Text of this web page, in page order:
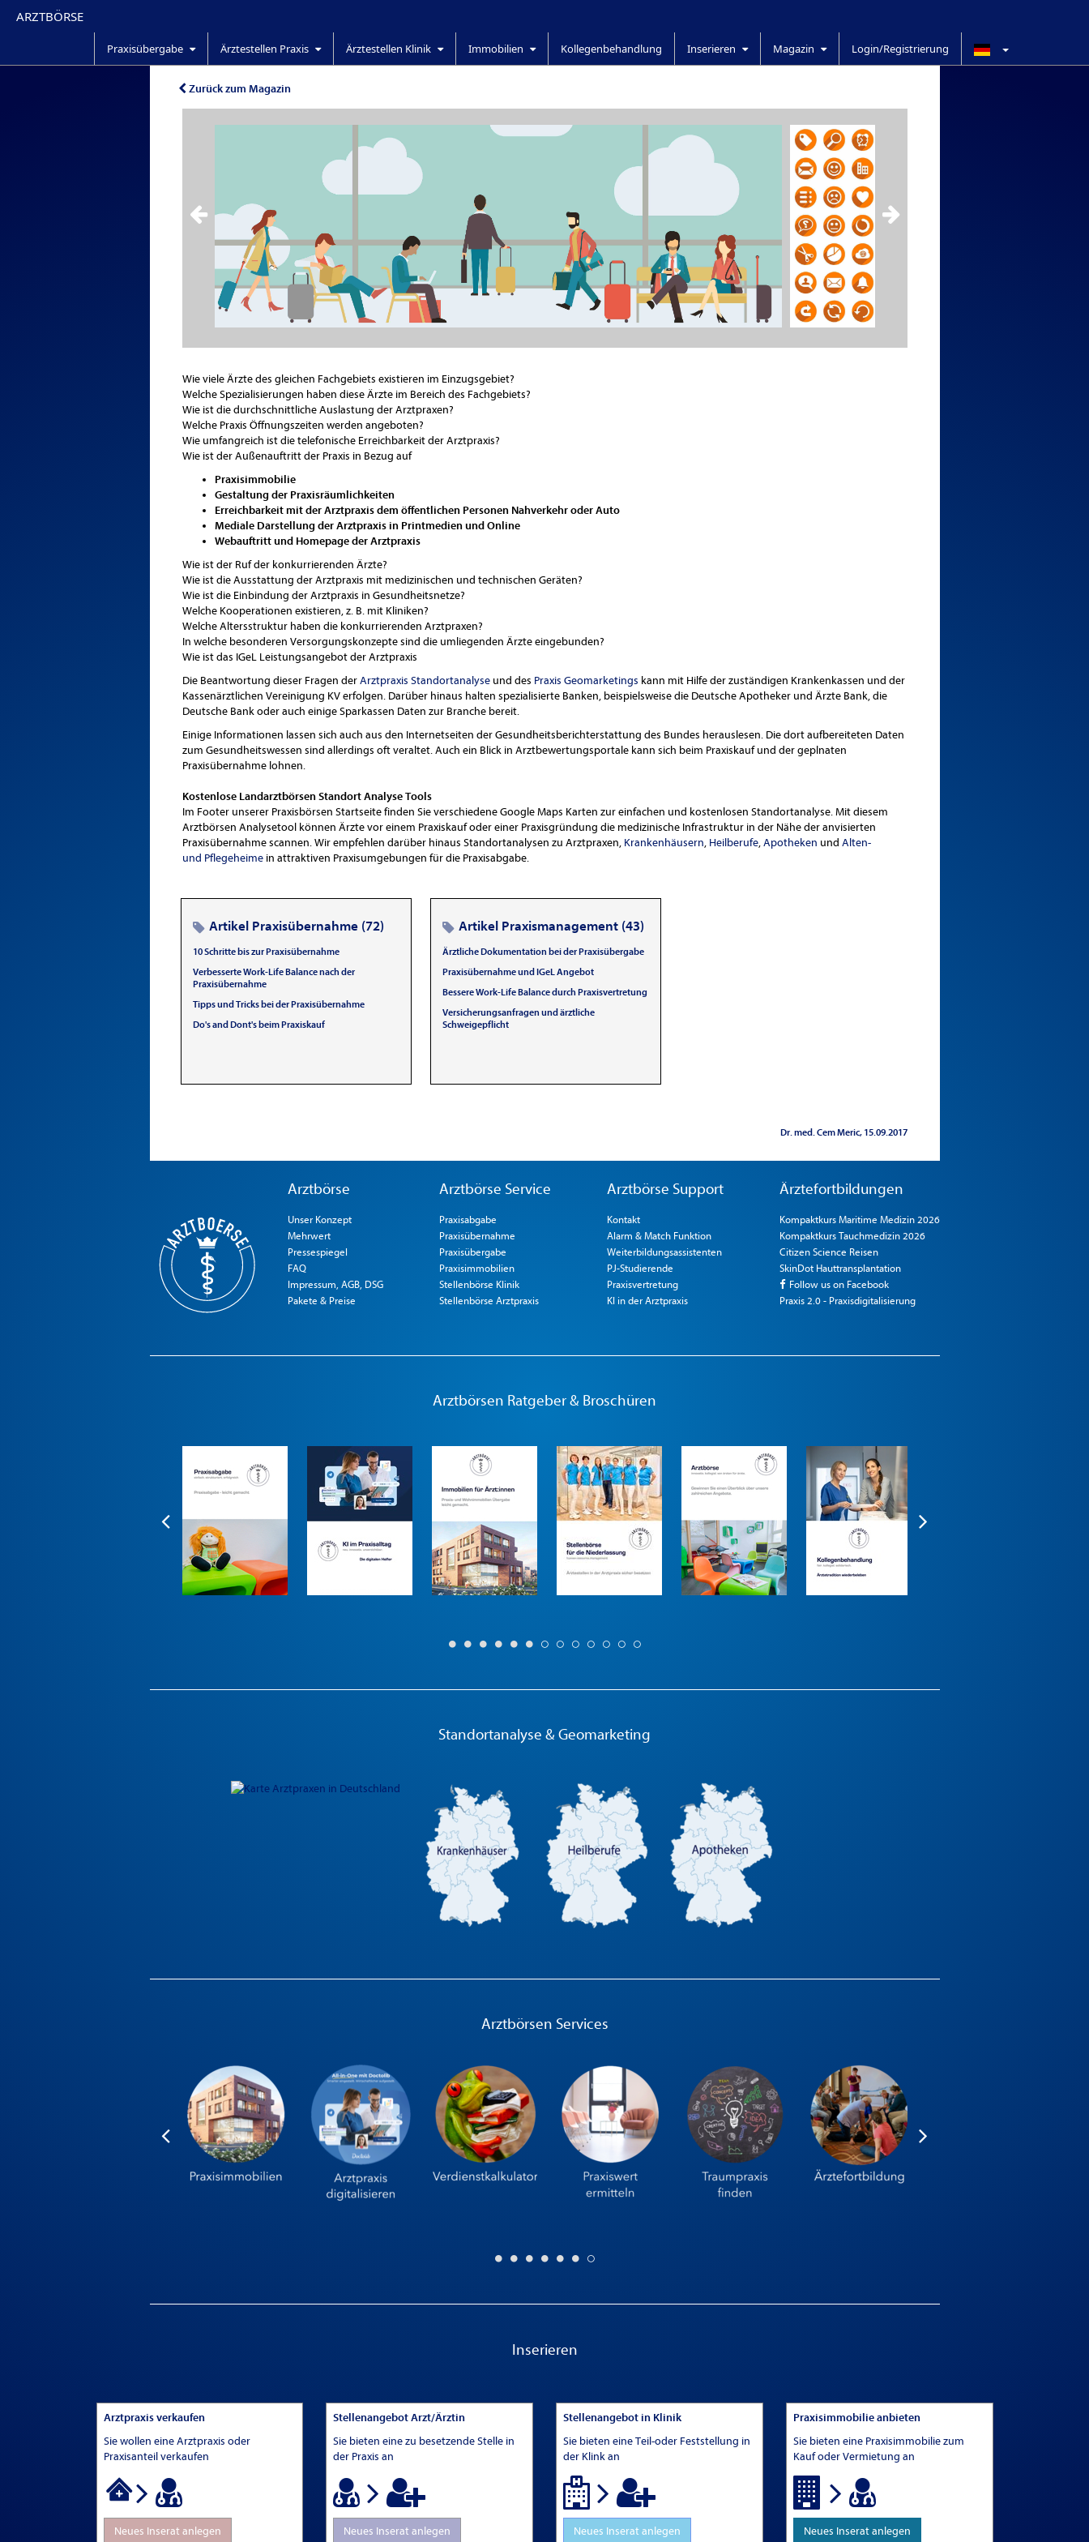
ARZTBÖRSE
Praxisübergabe Ärztestellen Praxis Ärztestellen Klinik Immobilien Kollegenbehandlung Inserieren Magazin Login/Registrierung
Zurück zum Magazin
Wie viele Ärzte des gleichen Fachgebiets existieren im Einzugsgebiet?
Welche Spezialisierungen haben diese Ärzte im Bereich des Fachgebiets?
Wie ist die durchschnittliche Auslastung der Arztpraxen?
Welche Praxis Öffnungszeiten werden angeboten?
Wie umfangreich ist die telefonische Erreichbarkeit der Arztpraxis?
Wie ist der Außenauftritt der Praxis in Bezug auf
Praxisimmobilie
Gestaltung der Praxisräumlichkeiten
Erreichbarkeit mit der Arztpraxisdem öffentlichen Personen Nahverkehroder Auto
Mediale Darstellung der Arztpraxis in Printmedien und Online
Webauftritt und Homepage der Arztpraxis
Wie ist der Ruf der konkurrierenden Ärzte?
Wie ist die Ausstattung der Arztpraxis mit medizinischen und technischen Geräten?
Wie ist die Einbindung der Arztpraxis in Gesundheitsnetze?
Welche Kooperationen existieren, z. B. mit Kliniken?
Welche Altersstruktur haben die konkurrierenden Arztpraxen?
In welche besonderen Versorgungskonzepte sind die umliegenden Ärzte eingebunden?
Wie ist das IGeL Leistungsangebot der Arztpraxis
Die Beantwortung dieser Fragen derArztpraxis Standortanalyseund des Praxis Geomarketings kann mit Hilfe der zuständigen Krankenkassen und der
Kassenärztlichen Vereinigung KV erfolgen. Darüber hinaus halten spezialisierte Banken, beispielsweise die Deutsche Apotheker und Ärzte Bank, die
Deutsche Bank oder auch einige Sparkassen Daten zur Branche bereit.
Einige Informationen lassen sich auch aus den Internetseiten der Gesundheitsberichterstattung des Bundes herauslesen. Die dort aufbereiteten Daten
zum Gesundheitswessen sind allerdings oft veraltet. Auch ein Blick in Arztbewertungsportale kann sich beim Praxiskauf und der geplnaten
Praxisübernahme lohnen.
Kostenlose Landarztbörsen Standort Analyse Tools
Im Footer unserer Praxisbörsen Startseite finden Sie verschiedene Google Maps Karten zur einfachen und kostenlosen Standortanalyse. Mit diesem
Arztbörsen Analysetool können Ärzte vor einem Praxiskauf oder einer Praxisgründung die medizinische Infrastruktur in der Nähe der anvisierten
Praxisübernahme scannen. Wir empfehlen darüber hinaus Standortanalysen zu Arztpraxen, Krankenhäusern, Heilberufe,Apotheken und Alten-
und Pflegeheimein attraktiven Praxisumgebungen für die Praxisabgabe.
Artikel Praxisübernahme (72)
10 Schritte bis zur Praxisübernahme
Verbesserte Work-Life Balance nach der
Praxisübernahme
Tipps und Tricks bei der Praxisübernahme
Do's and Dont's beim Praxiskauf
Artikel Praxismanagement (43)
Ärztliche Dokumentation bei der Praxisübergabe
Praxisübernahme und IGeL Angebot
Bessere Work-Life Balance durch Praxisvertretung
Versicherungsanfragen und ärztliche
Schweigepflicht
Dr. med. Cem Meric 15.09.2017
Arztbörse
Unser Konzept
Mehrwert
Pressespiegel
FAQ
Impressum, AGB, DSG
Pakete & Preise
Arztbörse Service
Praxisabgabe
Praxisübernahme
Praxisübergabe
Praxisimmobilien
Stellenbörse Klinik
Stellenbörse Arztpraxis
Arztbörse Support
Kontakt
Alarm & Match Funktion
Weiterbildungsassistenten
PJ-Studierende
Praxisvertretung
KI in der Arztpraxis
Ärztefortbildungen
Kompaktkurs Maritime Medizin 2026
Kompaktkurs Tauchmedizin 2026
Citizen Science Reisen
SkinDot Hauttransplantation
Follow us on Facebook
Praxis 2.0 - Praxisdigitalisierung
Arztbörsen Ratgeber & Broschüren
Standortanalyse & Geomarketing
Arztbörsen Services
Inserieren
Arztpraxis verkaufen
Sie wollen eine Arztpraxis oder
Praxisanteil verkaufen
Neues Inserat anlegen
Stellenangebot Arzt/Ärztin
Sie bieten eine zu besetzende Stelle in
der Praxis an
Neues Inserat anlegen
Stellenangebot in Klinik
Sie bieten eine Teil-oder Feststellung in
der Klink an
Neues Inserat anlegen
Praxisimmobilie anbieten
Sie bieten eine Praxisimmobilie zum
Kauf oder Vermietung an
Neues Inserat anlegen